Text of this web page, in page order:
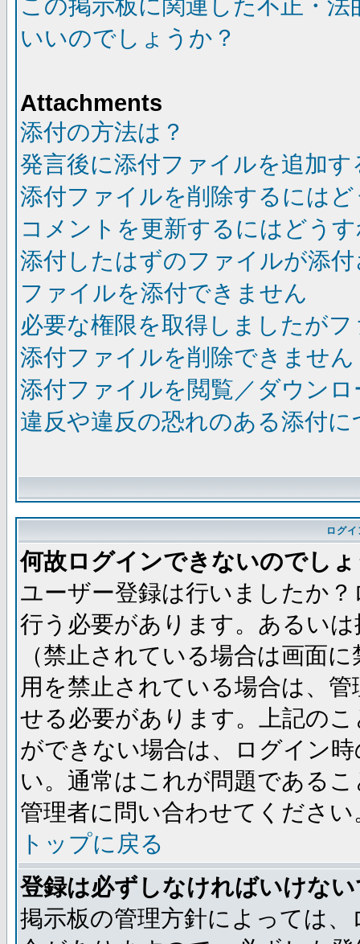
この掲示板に関連した不正・
いいのでしょうか？
Attachments
添付の方法は？
発言後に添付ファイルを追加
添付ファイルを削除するには
コメントを更新するにはどう
添付したはずのファイルが添
ファイルを添付できません
必要な権限を取得しましたが
添付ファイルを削除できません
添付ファイルを閲覧／ダウン
違反や違反の恐れのある添付
ログ
何故ログインできないのでし
ユーザー登録は行いましたか
行う必要があります。あるい
（禁止されている場合は画面
用を禁止されている場合は、
せる必要があります。上記の
ができない場合は、ログイン
い。通常はこれが問題である
管理者に問い合わせてください
トップに戻る
登録は必ずしなければいけな
掲示板の管理方針によっては